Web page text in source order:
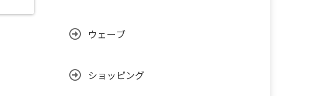
ウェーブ
ショッピング